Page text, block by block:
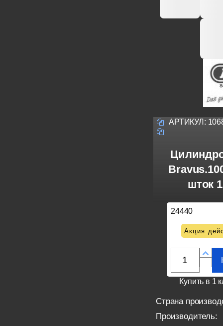
АРТИКУЛ:
шток
24440
Акция
Купить в 1
Страна
Производитель: